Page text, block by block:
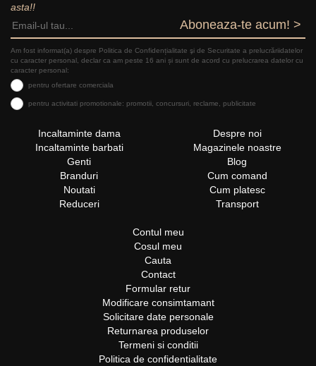
asta!!
Aboneaza-te acum! >
Am fost informat(a) despre Politica de Confidențialitate şi de Securitate a prelucrăriidatelor
cu caracter personal, declar ca am peste 16 ani și sunt de acord cu prelucrarea datelor cu
caracter personal:
pentru ofertare comerciala
pentru activitati promotionale: promotii, concursuri, reclame, publicitate
Incaltaminte dama
Incaltaminte barbati
Genti
Branduri
Noutati
Reduceri
Despre noi
Magazinele noastre
Blog
Cum comand
Cum platesc
Transport
Contul meu
Cosul meu
Cauta
Contact
Formular retur
Modificare consimtamant
Solicitare date personale
Returnarea produselor
Termeni si conditii
Politica de confidentialitate